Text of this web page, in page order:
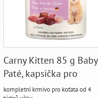
Carny Kitten 85 g Baby
Paté, kapsička pro
koťata
kompletní krmivo pro koťata od 4